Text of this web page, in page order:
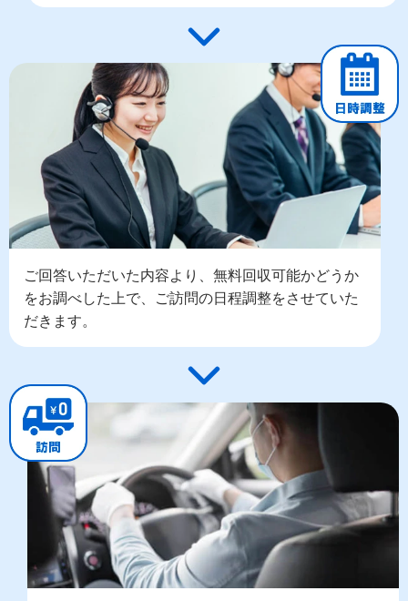
ご回答いただいた内容より、無料回収可能かどうか
をお調べした上で、ご訪問の日程調整をさせていた
だきます。